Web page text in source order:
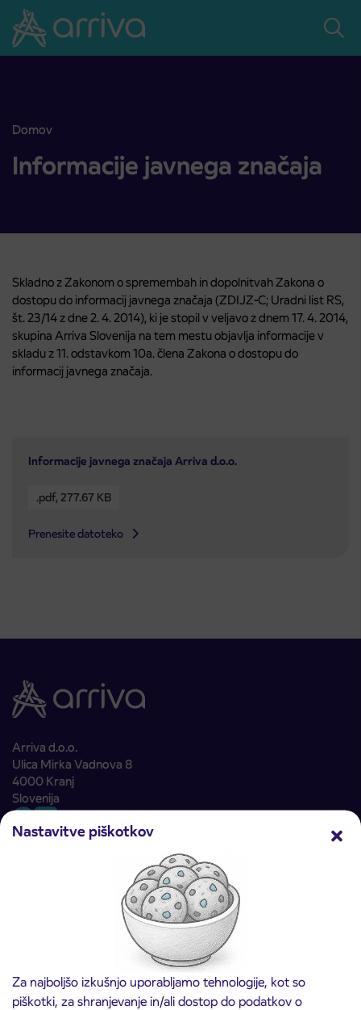
Nastavitve piškotkov
Za najboljšo izkušnjo uporabljamo tehnologije, kot so
piškotki, za shranjevanje in/ali dostop do podatkov o
Skoči na vsebino
Domov
Informacije javnega značaja
Informacije javnega značaja
Skladno z Zakonom o spremembah in dopolnitvah Zakona o
dostopu do informacij javnega značaja (ZDIJZ-C; Uradni list RS,
št. 23/14 z dne 2. 4. 2014), ki je stopil v veljavo z dnem 17. 4. 2014,
skupina Arriva Slovenija na tem mestu objavlja informacije v
skladu z 11. odstavkom 10a. člena Zakona o dostopu do
informacij javnega značaja.
Informacije javnega značaja Arriva d.o.o.
.pdf, 277.67 KB
Prenesite datoteko
Arriva d.o.o.
Ulica Mirka Vadnova 8
4000 Kranj
Slovenija
Avtobusni prevozi
Linijski avtobusni prevozi
Mestni avtobusni prevozi
Mednarodni avtobusni prevozi
Najem avtobusa